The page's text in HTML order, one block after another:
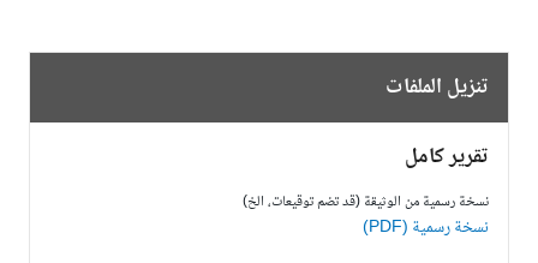
تنزيل الملفات
تقرير كامل
نسخة رسمية من الوثيقة (قد تضم توقيعات، الخ)
نسخة رسمية (PDF)